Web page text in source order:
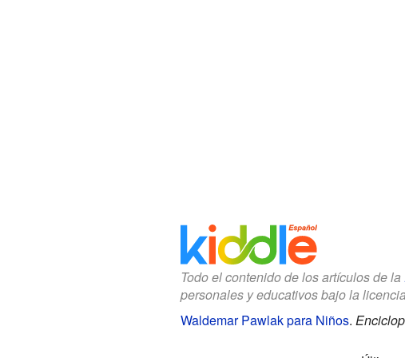
Todo el contenido de los artículos de la
personales y educativos bajo la
Waldemar Pawlak para Niños.